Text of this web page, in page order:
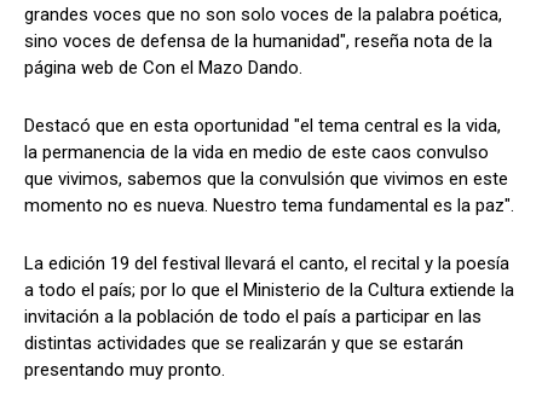
grandes voces que no son solo voces de la palabra poética,
sino voces de defensa de la humanidad", reseña nota de la
página web de Con el Mazo Dando.
Destacó que en esta oportunidad "el tema central es la vida,
la permanencia de la vida en medio de este caos convulso
que vivimos, sabemos que la convulsión que vivimos en este
momento no es nueva. Nuestro tema fundamental es la paz".
La edición 19 del festival llevará el canto, el recital y la poesía
a todo el país; por lo que el Ministerio de la Cultura extiende la
invitación a la población de todo el país a participar en las
distintas actividades que se realizarán y que se estarán
presentando muy pronto.